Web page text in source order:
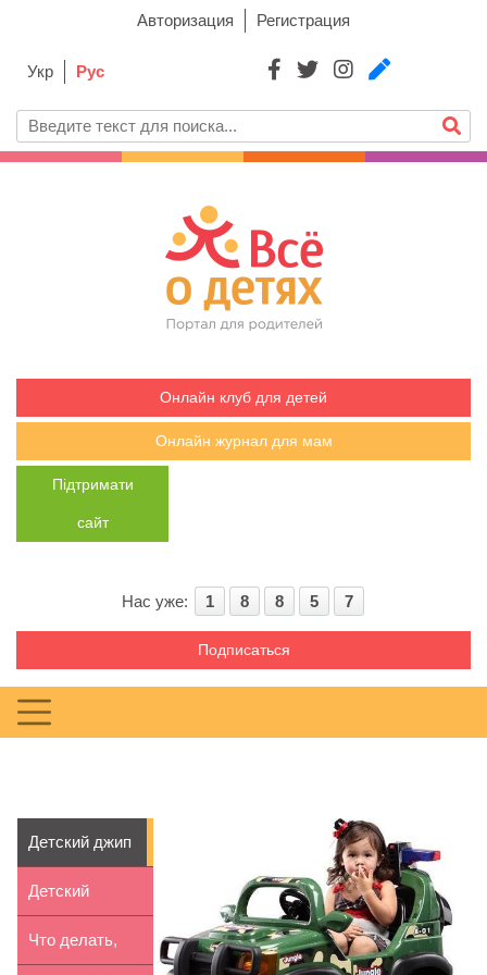
Авторизация Регистрация
Укр Рус
Онлайн клуб для детей
Онлайн журнал для мам
Підтримати
сайт
Нас уже: 1 8 8 5 7
Подписаться
Детский джип
– вездеходный
элек...
Детский
стульчик для
Что делать,